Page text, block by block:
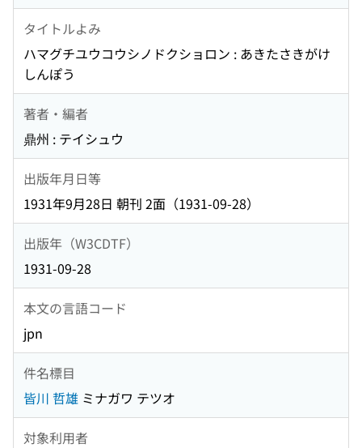
タイトルよみ
ハマグチユウコウシノドクショロン : あきたさきがけ
しんぽう
著者・編者
鼎州 : テイシュウ
出版年月日等
1931年9月28日 朝刊 2面（1931-09-28）
出版年（W3CDTF）
1931-09-28
本文の言語コード
jpn
件名標目
皆川 哲雄 ミナガワ テツオ
対象利用者